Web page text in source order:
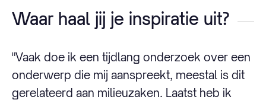
Waar haal jij je inspiratie uit?
"Vaak doe ik een tijdlang onderzoek over een
onderwerp die mij aanspreekt, meestal is dit
gerelateerd aan milieuzaken. Laatst heb ik